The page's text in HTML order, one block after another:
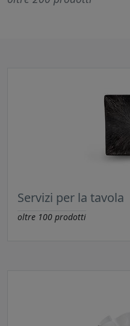
Servizi per la tavola
oltre 100 prodotti